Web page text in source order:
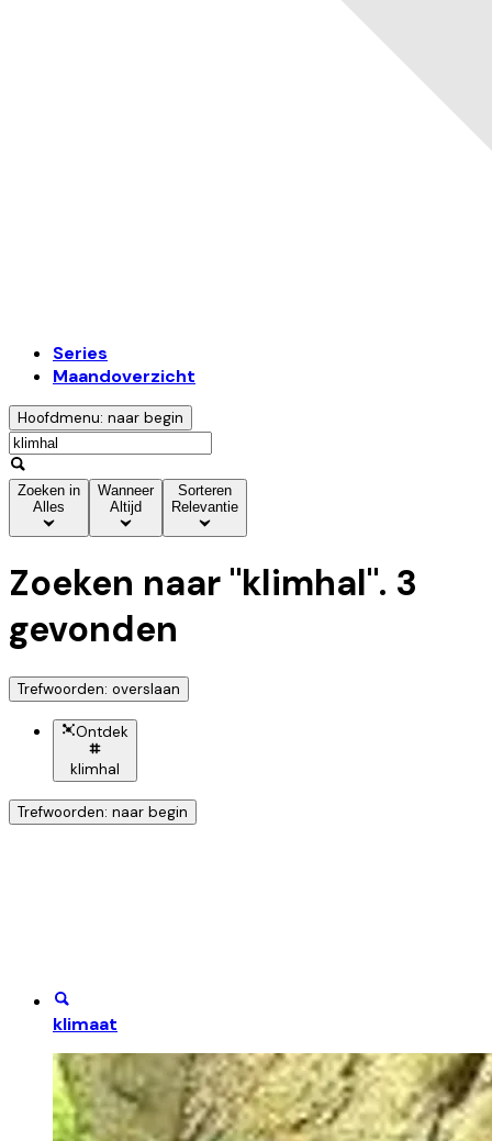
Series
Maandoverzicht
Hoofdmenu: naar begin
Zoeken in
Alles
Wanneer
Altijd
Sorteren
Relevantie
Zoeken naar "klimhal". 3
gevonden
Trefwoorden: overslaan
Ontdek
klimhal
Trefwoorden: naar begin
klimaat